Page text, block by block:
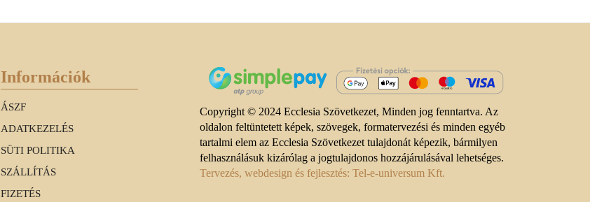
Információk
ÁSZF
ADATKEZELÉS
SÜTI POLITIKA
SZÁLLÍTÁS
FIZETÉS
Copyright © 2024 Ecclesia Szövetkezet, Minden jog fenntartva. Az
oldalon feltüntetett képek, szövegek, formatervezési és minden egyéb
tartalmi elem az Ecclesia Szövetkezet tulajdonát képezik, bármilyen
felhasználásuk kizárólag a jogtulajdonos hozzájárulásával lehetséges.
Tervezés, webdesign és fejlesztés: Tel-e-universum Kft.